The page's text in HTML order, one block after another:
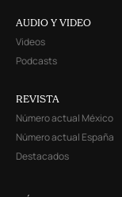
AUDIO Y VIDEO
Videos
Podcasts
REVISTA
Número actual México
Número actual España
Destacados